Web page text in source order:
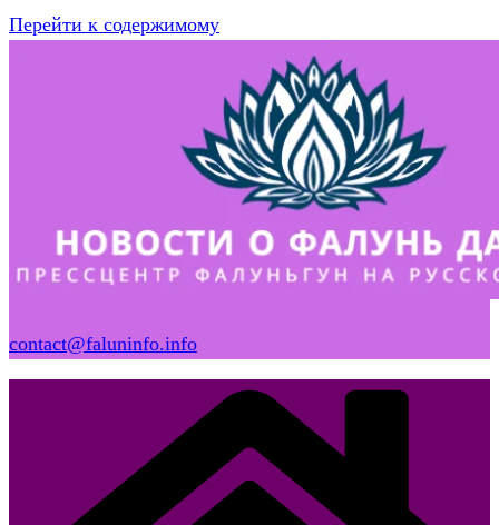
Перейти к содержимому
contact@faluninfo.info